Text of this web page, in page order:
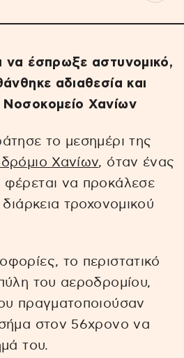
να έσπρωξε αστυνομικό,
αδιαθεσία και
Χανίων
το μεσημέρι της
Χανίων, όταν ένας
να προκάλεσε
τροχονομικού
το περιστατικό
του αεροδρομίου,
πραγματοποιούσαν
στον 56χρονο να
του.